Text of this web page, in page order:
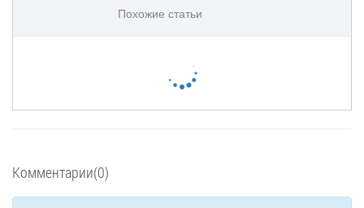
Похожие статьи
Комментарии(0)